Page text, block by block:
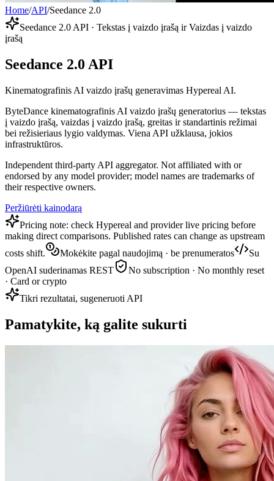
Home/API/Seedance 2.0
Seedance 2.0 API · Tekstas į vaizdo įrašą ir Vaizdas į vaizdo
įrašą
Seedance 2.0 API
Kinematografinis AI vaizdo įrašų generavimas Hypereal AI.
ByteDance kinematografinis AI vaizdo įrašų generatorius — tekstas
į vaizdo įrašą, vaizdas į vaizdo įrašą, greitas ir standartinis režimai
bei režisieriaus lygio valdymas. Viena API užklausa, jokios
infrastruktūros.
Independent third-party API aggregator. Not affiliated with or
endorsed by any model provider; model names are trademarks of
their respective owners.
Peržiūrėti kainodarą
Pricing note: check Hypereal and provider live pricing before
making direct comparisons. Published rates can change as upstream
costs shift.
Mokėkite pagal naudojimą · be prenumeratos
Su
OpenAI suderinamas REST
No subscription · No monthly reset
· Card or crypto
Tikri rezultatai, sugeneruoti API
Pamatykite, ką galite sukurti